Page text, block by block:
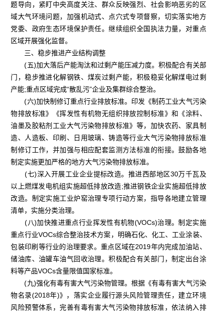
题导向，紧盯中央高度关注、群众反映强烈、社会影响恶劣的区
域大气环境问题，加强机动式、点穴式专项督察，切实落实地方
党委、政府生态环境保护责任。继续组织全国执法力量，对重点
区域开展强化监督。
三、稳步推进产业结构调整
(五)加大落后产能淘汰和过剩产能压减力度。积极配合有关部
门，稳步推进化解钢铁、煤炭过剩产能，积极稳妥化解煤电过剩
产能;重点区域完成“散乱污”企业及集群综合整治。
(六)加快制修订重点行业排放标准。印发《制药工业大气污染
物排放标准》《挥发性有机物无组织排放控制标准》和《涂料、
油墨及胶粘剂工业大气污染物排放标准》等，加快农药、家具制
造、人造板、印刷、日用玻璃、铸造等行业大气污染物排放标准
制修订工作，并加强与相应配套监测方法标准的衔接。鼓励各地
制定实施更加严格的地方大气污染物排放标准。
(七)深入开展工业企业提标改造。推进西部地区30万千瓦及
以上燃煤发电机组实施超低排放改造;推进钢铁企业实施超低排放
改造。制定实施工业炉窑治理专项行动方案，指导各地建立管理
清单，实施分类治理。
(八)加快推进重点行业挥发性有机物(VOCs)治理。制定实施
重点行业VOCs综合整治技术方案，明确石化、化工、工业涂装、
包装印刷等行业的治理要求。重点区域在2019年内完成加油站、
储油库、油罐车油气回收治理。积极配合有关部门，制定出台涂
料等产品VOCs含量限值国家标准。
(九)强化有毒有害大气污染物管理。根据《有毒有害大气污染
物名录(2018年)》，落实企业履行源头风险管理责任，建立环境
风险预警体系，完善有毒有害大气污染物排放标准，依法纳入排